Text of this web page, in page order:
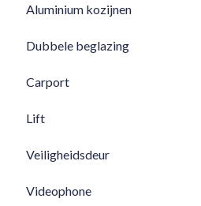
Aluminium kozijnen
Dubbele beglazing
Carport
Lift
Veiligheidsdeur
Videophone